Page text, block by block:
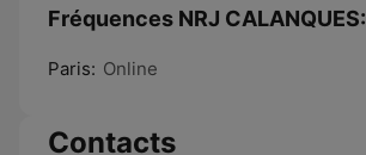
Fréquences NRJ CALANQUES:
Paris: Online
Contacts